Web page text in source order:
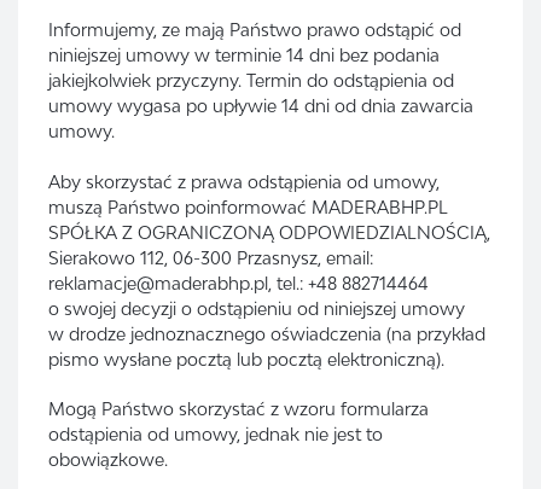
Informujemy, ze mają Państwo prawo odstąpić od
niniejszej umowy w terminie 14 dni bez podania
jakiejkolwiek przyczyny. Termin do odstąpienia od
umowy wygasa po upływie 14 dni od dnia zawarcia
umowy.
Aby skorzystać z prawa odstąpienia od umowy,
muszą Państwo poinformować MADERABHP.PL
SPÓŁKA Z OGRANICZONĄ ODPOWIEDZIALNOŚCIĄ,
Sierakowo 112, 06-300 Przasnysz, email:
reklamacje@maderabhp.pl, tel.: +48 882714464
o swojej decyzji o odstąpieniu od niniejszej umowy
w drodze jednoznacznego oświadczenia (na przykład
pismo wysłane pocztą lub pocztą elektroniczną).
Mogą Państwo skorzystać z wzoru formularza
odstąpienia od umowy, jednak nie jest to
obowiązkowe.